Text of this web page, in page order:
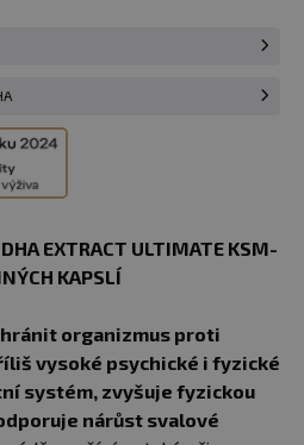
EXTRACT ULTIMATE KSM-
KAPSLÍ
organizmus proti
vysoké psychické i fyzické
systém, zvyšuje fyzickou
nárůst svalové